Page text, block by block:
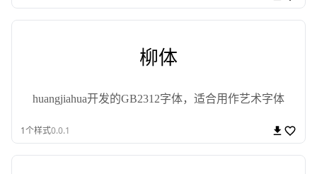
柳体
huangjiahua开发的GB2312字体，适合用作艺术字体
1个样式0.0.1